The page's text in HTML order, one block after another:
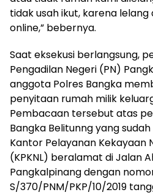
tidak usah ikut, karena
online,” bebernya.
Saat eksekusi berlangsung,
Pengadilan Negeri (PN)
anggota Polres Bangka
penyitaan rumah milik
Pembacaan tersebut atas
Bangka Belitunng yang
Kantor Pelayanan Kekayaan
(KPKNL) beralamat di Jalan
Pangkalpinang dengan
S/370/PNM/PKP/10/2019